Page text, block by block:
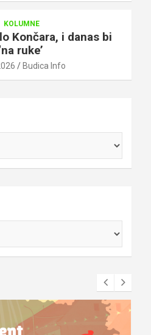
KOLUMNE
Končara, i danas bi
ruke’
Budica Info